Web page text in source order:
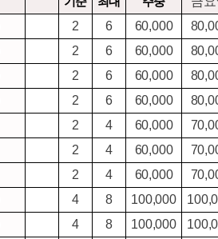
2 6 60,000
2 6 60,000
2 6 60,000
2 6 60,000
2 4 60,000
2 4 60,000
2 4 60,000
4 8 100,000
4 8 100,000